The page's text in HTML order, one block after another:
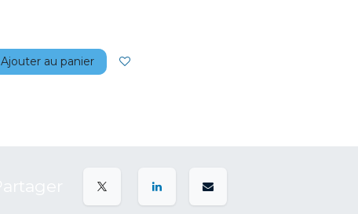
Ajouter au panier